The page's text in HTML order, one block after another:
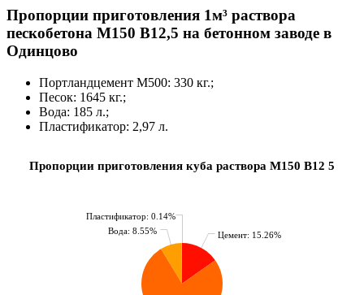
Пропорции приготовления 1м³ раствора
пескобетона М150 B12,5 на бетонном заводе в
Одинцово
Портландцемент М500: 330 кг.;
Песок: 1645 кг.;
Вода: 185 л.;
Пластификатор: 2,97 л.
Пластификатор: 0.14%
Вода: 8.55%
Цемент: 15.26%
Пропорции приготовления куба раствора М150 В12 5